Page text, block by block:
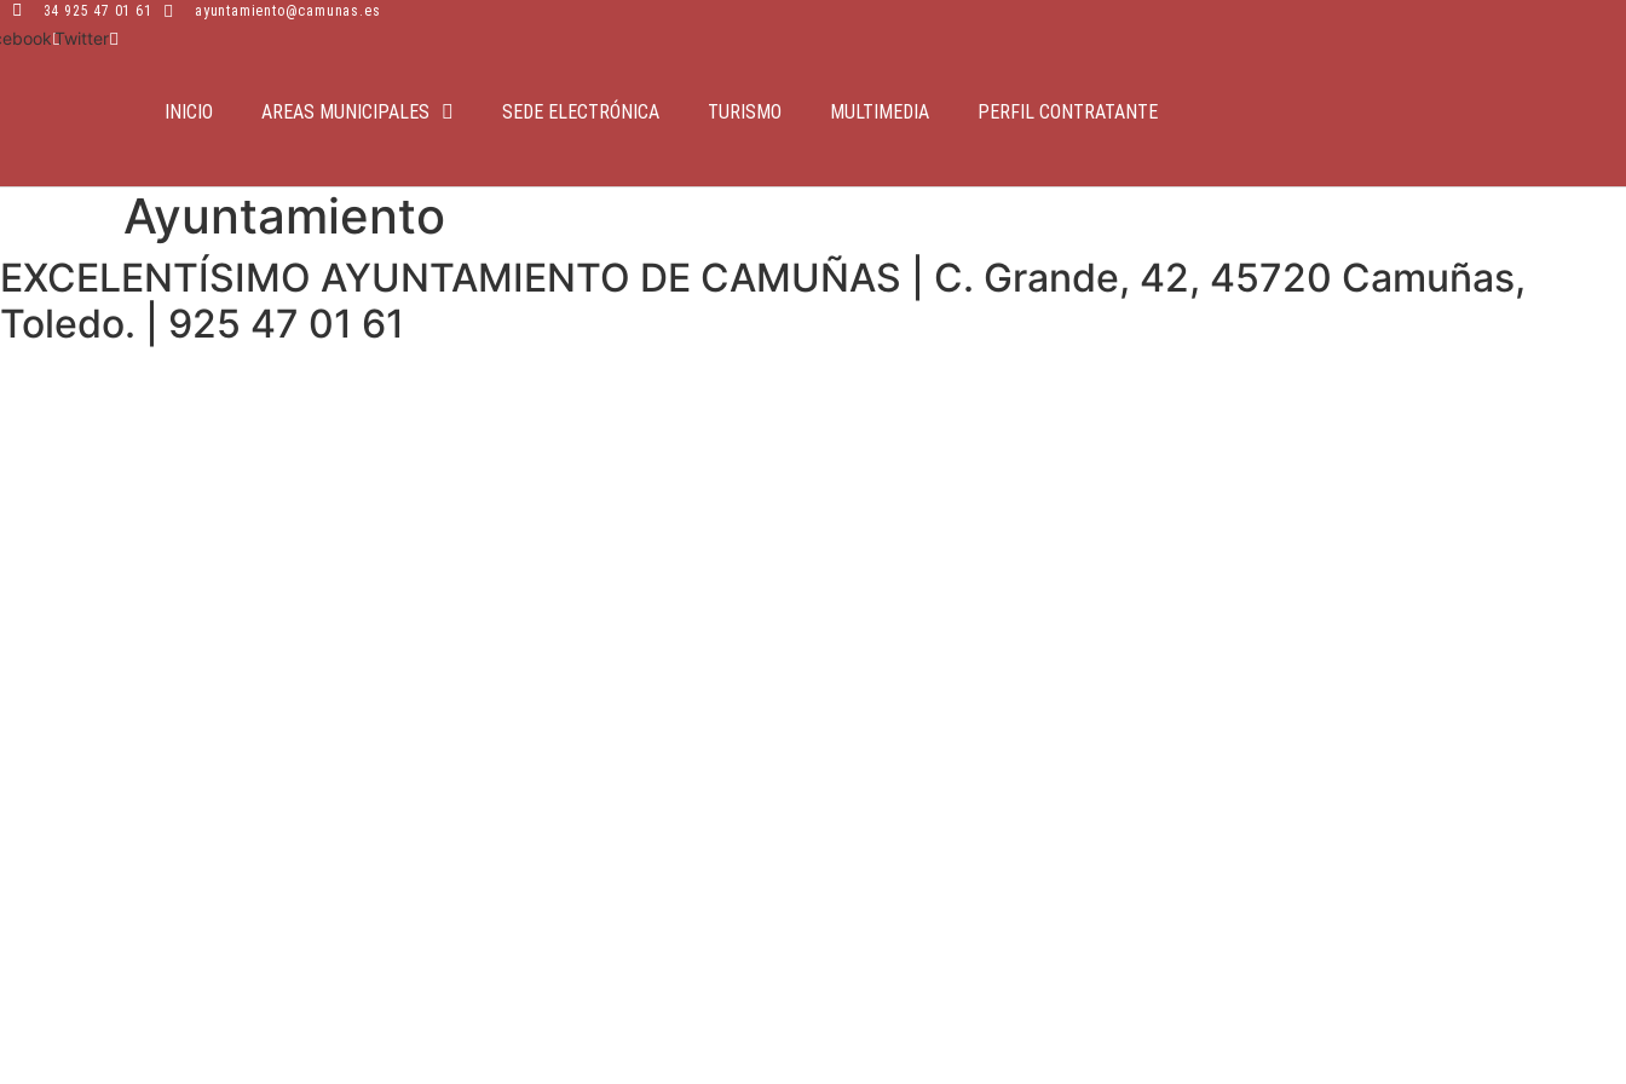
al
34 925 47 01 61 ayuntamiento@camunas.es
Twitter
INICIO AREAS MUNICIPALES SEDE ELECTRÓNICA TURISMO MULTIMEDIA PERFIL CONTRATANTE
Ayuntamiento
EXCELENTÍSIMO AYUNTAMIENTO DE CAMUÑAS | C. Grande, 42, 45720 Camuñas,
Toledo. | 925 47 01 61